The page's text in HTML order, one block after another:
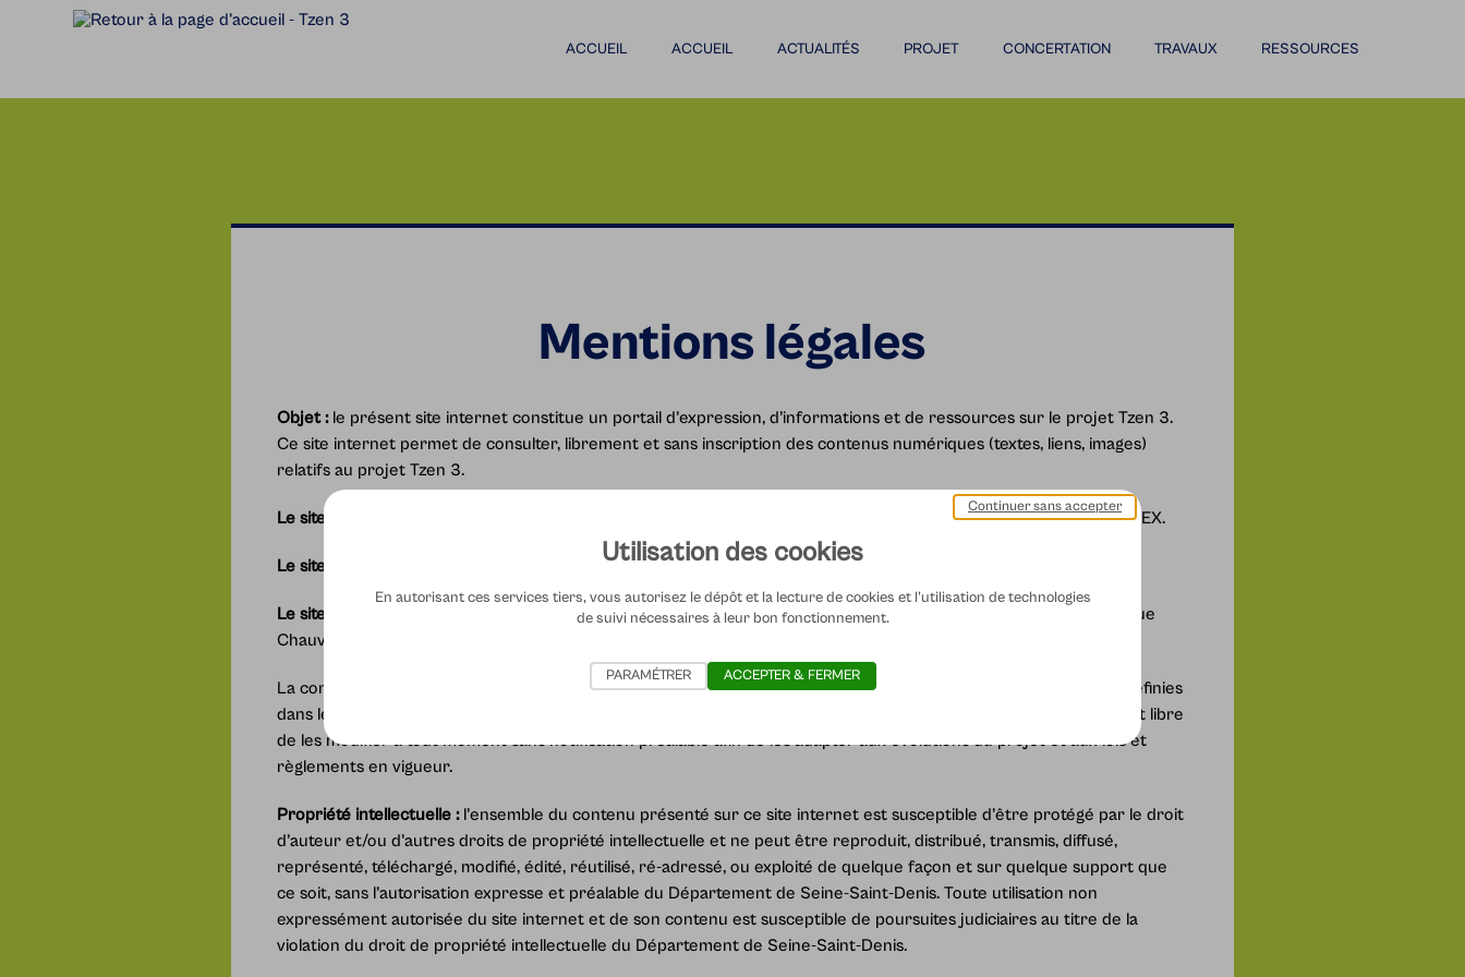
ACCUEIL ACCUEIL ACTUALITÉS PROJET CONCERTATION TRAVAUX RESSOURCES
Mentions légales
Objet :le présent site internet constitue un portail d’expression, d’informations et de ressources sur le projet Tzen 3.
Ce site internet permet de consulter, librement et sans inscription des contenus numériques (textes, liens, images)
relatifs au projet Tzen 3.
Le site internet est édité par le Département de Seine-Saint-Denis, Hôtel du Département, 93006 BOBIGNY CEDEX.
Le site est hébergé par Amazon Web Services.
Le site est géré
par Parimage, agence de communication prestataire du Département de Seine-Saint-Denis, 22 rue
Chauvelot 75015 Paris.
La consultation du contenu de ce site internet vaut acceptation expresse des conditions générales d’utilisation définies
dans les présentes mentions légales sous sa dernière version en ligne, le Département de Seine-Saint-Denis étant libre
de les modifier à tout moment sans notification préalable afin de les adapter aux évolutions du projet et aux lois et
règlements en vigueur.
Propriété intellectuelle :l’ensemble du contenu présenté sur ce site internet est susceptible d’être protégé par le droit
d’auteur et/ou d’autres droits de propriété intellectuelle et ne peut être reproduit, distribué, transmis, diffusé,
représenté, téléchargé, modifié, édité, réutilisé, ré-adressé, ou exploité de quelque façon et sur quelque support que
ce soit, sans l’autorisation expresse et préalable du Département de Seine-Saint-Denis. Toute utilisation non
expressément autorisée du site internet et de son contenu est susceptible de poursuites judiciaires au titre de la
violation du droit de propriété intellectuelle du Département de Seine-Saint-Denis.
Utilisation des cookies
En autorisant ces services tiers, vous autorisez le dépôt et la lecture de cookies et l'utilisation de technologies
de suivi nécessaires à leur bon fonctionnement.
Continuer sans accepter
PARAMÉTRER ACCEPTER & FERMER